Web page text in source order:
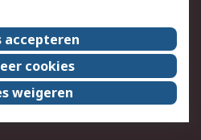
Over ons
Werken bij RS
accepteren
cookies
weigeren